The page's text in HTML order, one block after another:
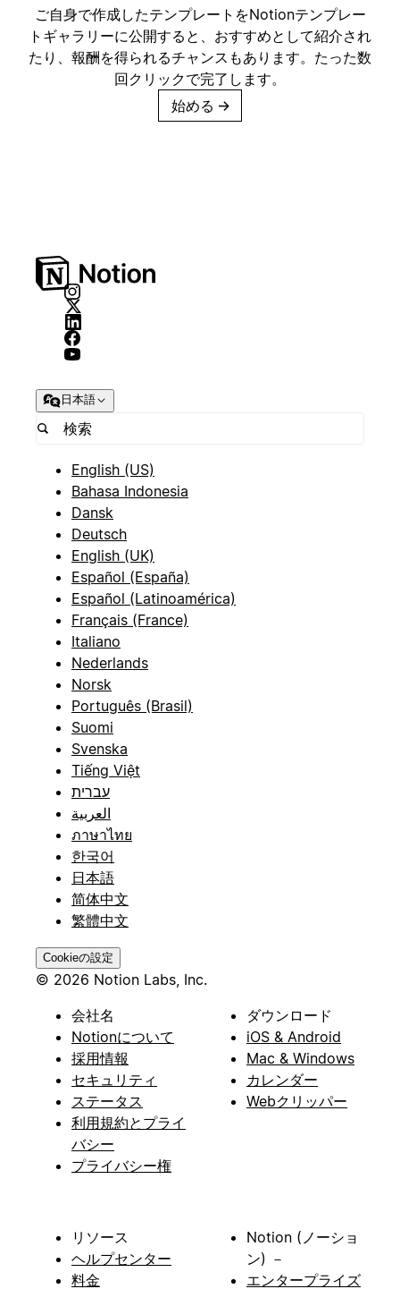
ご自身で作成したテンプレートをNotionテンプレー
トギャラリーに公開すると、おすすめとして紹介され
たり、報酬を得られるチャンスもあります。たった数
回クリックで完了します。
始める →
日本語
English (US)
Bahasa Indonesia
Dansk
Deutsch
English (UK)
Español (España)
Español (Latinoamérica)
Français (France)
Italiano
Nederlands
Norsk
Português (Brasil)
Suomi
Svenska
Tiếng Việt
עברית
العربية
ภาษาไทย
한국어
日本語
简体中文
繁體中文
Cookieの設定
© 2026 Notion Labs, Inc.
会社名
Notionについて
採用情報
セキュリティ
ステータス
利用規約とプライ
バシー
プライバシー権
ダウンロード
iOS & Android
Mac & Windows
カレンダー
Webクリッパー
リソース
ヘルプセンター
料金
Notion (ノーショ
ン) －
エンタープライズ